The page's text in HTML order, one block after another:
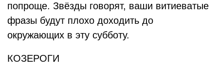
попроще. Звёзды говорят, ваши витиеватые
фразы будут плохо доходить до
окружающих в эту субботу.
КОЗЕРОГИ